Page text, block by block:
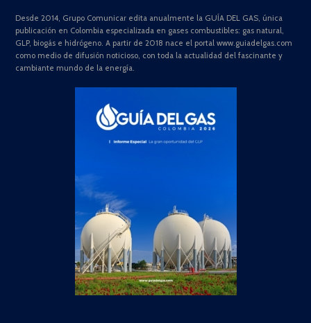
Desde 2014, Grupo Comunicar edita anualmente la GUÍA DEL GAS, única
publicación en Colombia especializada en gases combustibles: gas natural,
GLP, biogás e hidrógeno. A partir de 2018 nace el portal www.guiadelgas.com
como medio de difusión noticioso, con toda la actualidad del fascinante y
cambiante mundo de la energía.